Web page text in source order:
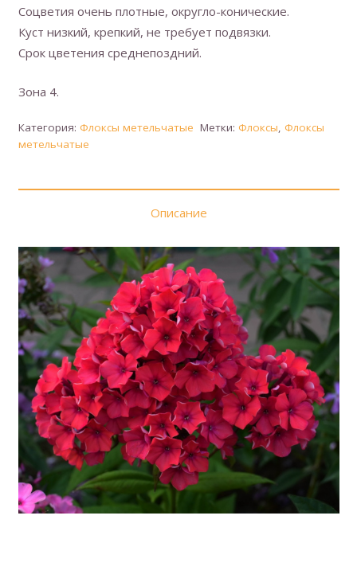
Соцветия очень плотные, округло-конические.
Куст низкий, крепкий, не требует подвязки.
Срок цветения среднепоздний.
Зона 4.
Категория: Флоксы метельчатые Метки: Флоксы, Флоксы
метельчатые
Описание